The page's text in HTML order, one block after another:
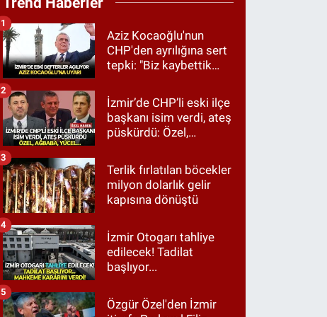
Aziz Kocaoğlu'nun
CHP'den ayrılığına sert
tepki: "Biz kaybettik
etmedik"
1
İzmir’de CHP’li eski ilçe
başkanı isim verdi, ateş
püskürdü: Özel,
2
Terlik fırlatılan böcekler
milyon dolarlık gelir
kapısına dönüştü
3
İzmir Otogarı tahliye
edilecek! Tadilat
başlıyor...
4
Özgür Özel'den İzmir
5